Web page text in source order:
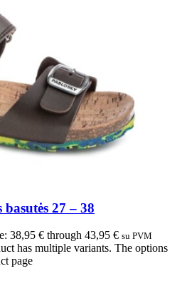
27 – 38
38,95 € through 43,95 € su PVM
has multiple variants. The options
page